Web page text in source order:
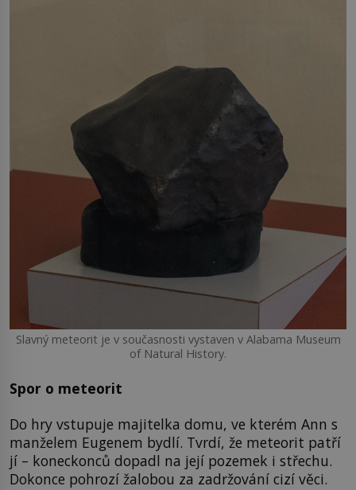
Slavný meteorit je v současnosti vystaven v Alabama Museum
of Natural History.
Spor o meteorit
Do hry vstupuje majitelka domu, ve kterém Ann s
manželem Eugenem bydlí. Tvrdí, že meteorit patří
jí – koneckonců dopadl na její pozemek i střechu.
Dokonce pohrozí žalobou za zadržování cizí věci.